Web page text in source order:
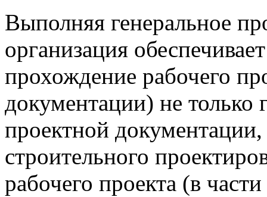
Выполняя генеральное
организация
прохождение рабочего
документации) не только
проектной
строительного
рабочего проекта (в